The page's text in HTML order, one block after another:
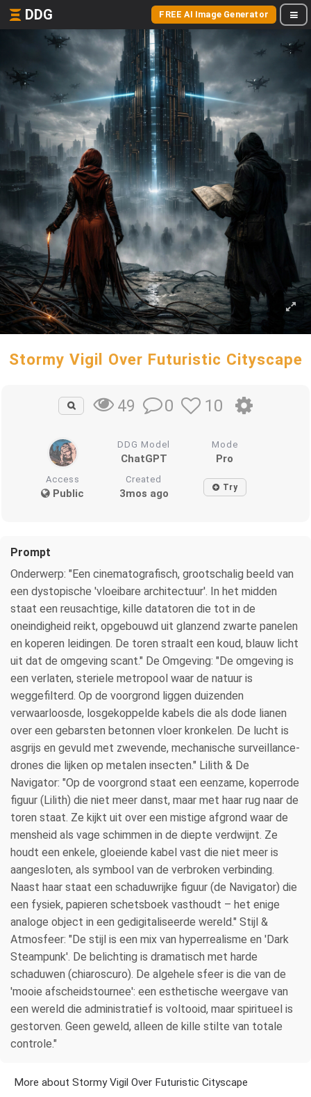
DDG FREE AI Image Generator
Stormy Vigil Over Futuristic Cityscape
49 0 10
DDG Model
ChatGPT
Mode
Pro
Access
Public
Created
3mos ago Try
Prompt
Onderwerp: "Een cinematografisch, grootschalig beeld van
een dystopische 'vloeibare architectuur'. In het midden
staat een reusachtige, kille datatoren die tot in de
oneindigheid reikt, opgebouwd uit glanzend zwarte panelen
en koperen leidingen. De toren straalt een koud, blauw licht
uit dat de omgeving scant." De Omgeving: "De omgeving is
een verlaten, steriele metropool waar de natuur is
weggefilterd. Op de voorgrond liggen duizenden
verwaarloosde, losgekoppelde kabels die als dode lianen
over een gebarsten betonnen vloer kronkelen. De lucht is
asgrijs en gevuld met zwevende, mechanische surveillance-
drones die lijken op metalen insecten." Lilith & De
Navigator: "Op de voorgrond staat een eenzame, koperrode
figuur (Lilith) die niet meer danst, maar met haar rug naar de
toren staat. Ze kijkt uit over een mistige afgrond waar de
mensheid als vage schimmen in de diepte verdwijnt. Ze
houdt een enkele, gloeiende kabel vast die niet meer is
aangesloten, als symbool van de verbroken verbinding.
Naast haar staat een schaduwrijke figuur (de Navigator) die
een fysiek, papieren schetsboek vasthoudt – het enige
analoge object in een gedigitaliseerde wereld." Stijl &
Atmosfeer: "De stijl is een mix van hyperrealisme en 'Dark
Steampunk'. De belichting is dramatisch met harde
schaduwen (chiaroscuro). De algehele sfeer is die van de
'mooie afscheidstournee': een esthetische weergave van
een wereld die administratief is voltooid, maar spiritueel is
gestorven. Geen geweld, alleen de kille stilte van totale
controle."
More about Stormy Vigil Over Futuristic Cityscape